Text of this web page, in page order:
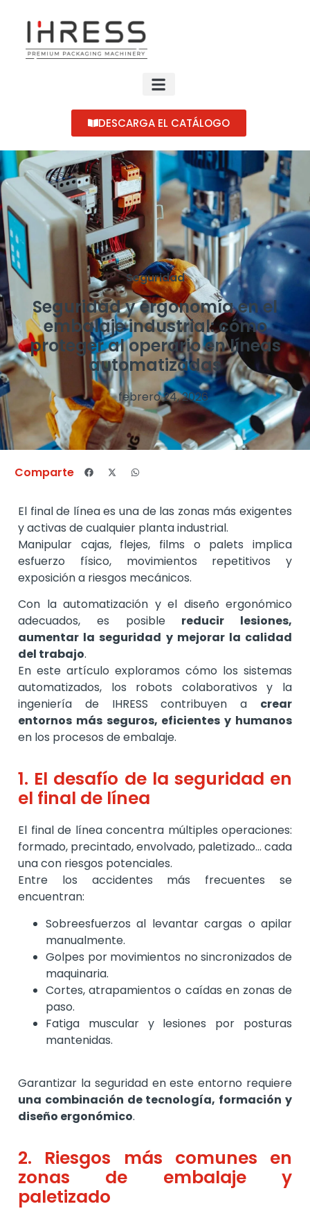
DESCARGA EL CATÁLOGO
Seguridad
Seguridad y ergonomía en el
embalaje industrial: cómo
proteger al operario en líneas
automatizadas
febrero 24, 2026
Comparte
El final de línea es una de las zonas más exigentes
y activas de cualquier planta industrial.
Manipular cajas, flejes, films o palets implica
esfuerzo físico, movimientos repetitivos y
exposición a riesgos mecánicos.
Con la automatización y el diseño ergonómico
adecuados, es posible reducir lesiones,
aumentar la seguridad y mejorar la calidad
del trabajo.
En este artículo exploramos cómo los sistemas
automatizados, los robots colaborativos y la
ingeniería de IHRESS contribuyen a crear
entornos más seguros, eficientes y humanos
en los procesos de embalaje.
1. El desafío de la seguridad en
el final de línea
El final de línea concentra múltiples operaciones:
formado, precintado, envolvado, paletizado… cada
una con riesgos potenciales.
Entre los accidentes más frecuentes se
encuentran:
Sobreesfuerzos al levantar cargas o apilar
manualmente.
Golpes por movimientos no sincronizados de
maquinaria.
Cortes, atrapamientos o caídas en zonas de
paso.
Fatiga muscular y lesiones por posturas
mantenidas.
Garantizar la seguridad en este entorno requiere
una combinación de tecnología, formación y
diseño ergonómico.
2. Riesgos más comunes en
zonas de embalaje y
paletizado